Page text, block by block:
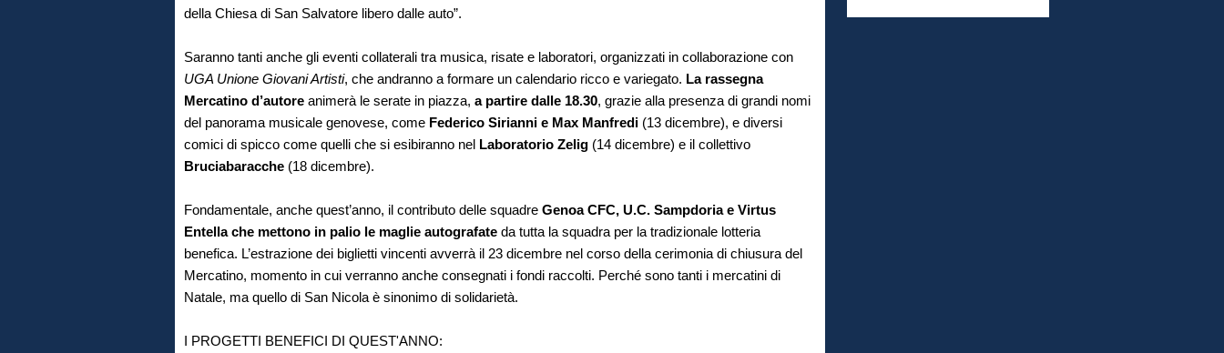
della Chiesa di San Salvatore libero dalle auto”.
Saranno tanti anche gli eventi collaterali tra musica, risate e laboratori, organizzati in collaborazione con
UGA Unione Giovani Artisti, che andranno a formare un calendario ricco e variegato. La rassegna
Mercatino d’autore animerà le serate in piazza, a partire dalle 18.30, grazie alla presenza di grandi nomi
del panorama musicale genovese, come Federico Sirianni e Max Manfredi (13 dicembre), e diversi
comici di spicco come quelli che si esibiranno nel Laboratorio Zelig (14 dicembre) e il collettivo
Bruciabaracche (18 dicembre).
Fondamentale, anche quest’anno, il contributo delle squadre Genoa CFC, U.C. Sampdoria e Virtus
Entella che mettono in palio le maglie autografate da tutta la squadra per la tradizionale lotteria
benefica. L’estrazione dei biglietti vincenti avverrà il 23 dicembre nel corso della cerimonia di chiusura del
Mercatino, momento in cui verranno anche consegnati i fondi raccolti. Perché sono tanti i mercatini di
Natale, ma quello di San Nicola è sinonimo di solidarietà.
I PROGETTI BENEFICI DI QUEST'ANNO: